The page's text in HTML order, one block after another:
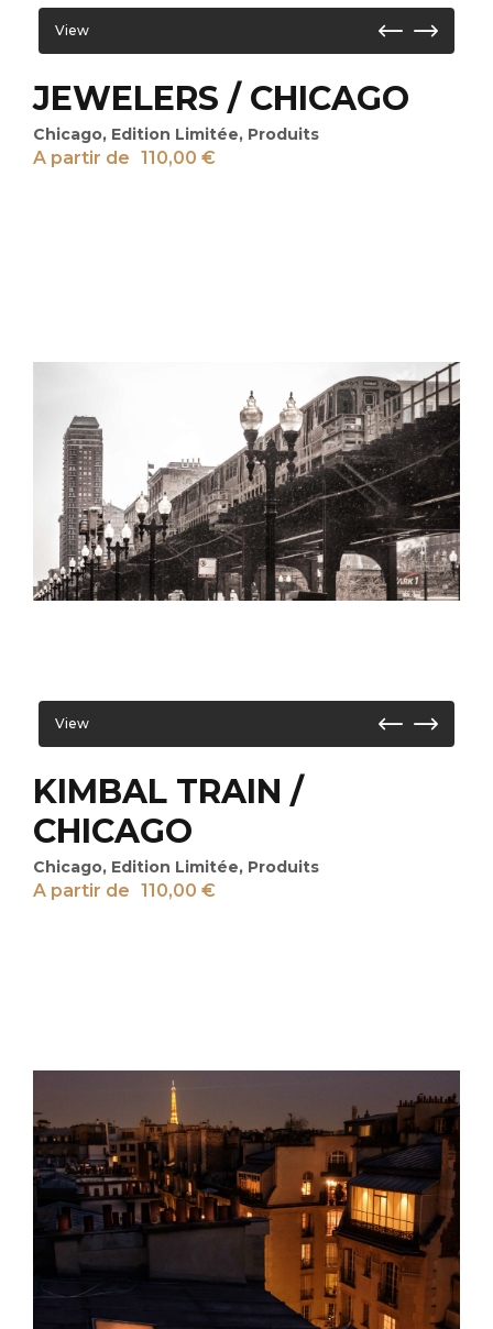
View
JEWELERS / CHICAGO
Chicago, Edition Limitée, Produits
A partir de 110,00 €
View
KIMBAL TRAIN /
CHICAGO
Chicago, Edition Limitée, Produits
A partir de 110,00 €